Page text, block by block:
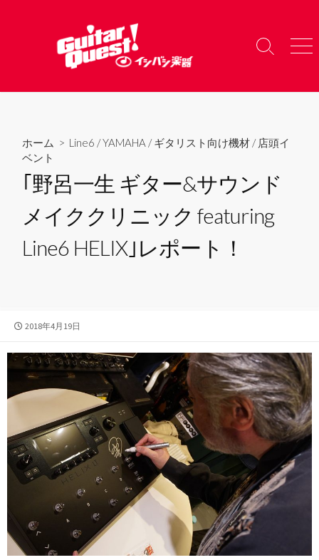
へ
検
り
メ
ー
ホーム > Line6 /YAMAHA /ギタリスト向け機材 / 店頭イ
ベント
｢野呂一生 ギター&サウンド
メイククリニック featuring
Line6 HELIX｣レポート！
公
日
2018年4月19日